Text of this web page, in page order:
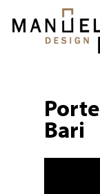
main
Bari